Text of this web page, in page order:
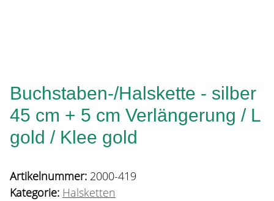
Buchstaben-/Halskette - silber
45 cm + 5 cm Verlängerung / L
gold / Klee gold
Artikelnummer: 2000-419
Kategorie: Halsketten